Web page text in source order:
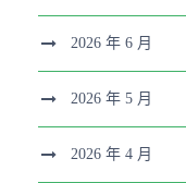
2026 年 6 月
2026 年 5 月
2026 年 4 月